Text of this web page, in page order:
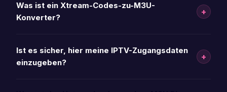
Was ist ein Xtream-Codes-zu-M3U-
Konverter?
+
Ist es sicher, hier meine IPTV-Zugangsdaten
einzugeben?
+